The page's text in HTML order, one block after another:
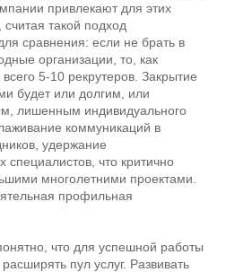
привлекают для этих
такой подход
сравнения: если не брать в
организации, то, как
всего 5-10 рекрутеров. Закрытие
будет или долгим, или
лишенным индивидуального
коммуникаций в
удержание
что критично
многолетними проектами.
профильная
что для успешной работы
пул услуг. Развивать